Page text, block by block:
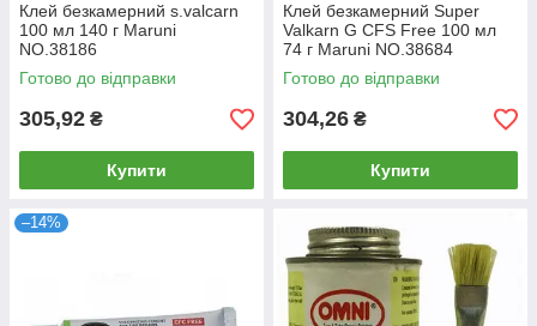
Клей безкамерний s.valcarn
100 мл 140 г Maruni
NO.38186
Готово до відправки
305,92 ₴
Купити
Клей безкамерний Super
Valkarn G CFS Free 100 мл
74 г Maruni NO.38684
Готово до відправки
304,26 ₴
Купити
–14%